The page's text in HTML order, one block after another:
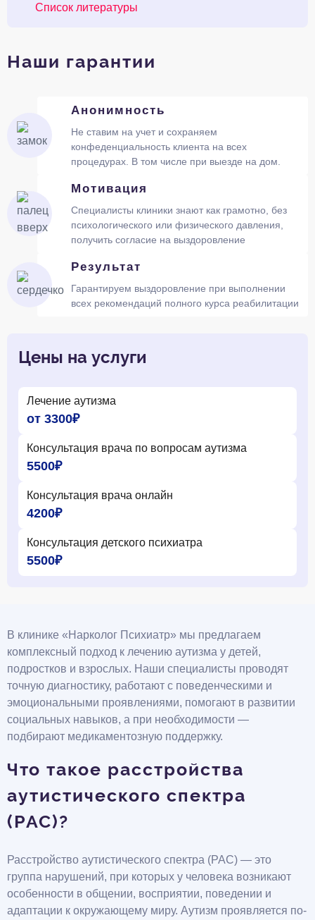
Список литературы
Наши гарантии
Анонимность
Не ставим на учет и сохраняем
конфеденциальность клиента на всех
процедурах. В том числе при выезде на дом.
Мотивация
Специалисты клиники знают как грамотно, без
психологического или физического давления,
получить согласие на выздоровление
Результат
Гарантируем выздоровление при выполнении
всех рекомендаций полного курса реабилитации
Цены на услуги
Лечение аутизма
от 3300₽
Консультация врача по вопросам аутизма
5500₽
Консультация врача онлайн
4200₽
Консультация детского психиатра
5500₽
В клинике «Нарколог Психиатр» мы предлагаем
комплексный подход к лечению аутизма у детей,
подростков и взрослых. Наши специалисты проводят
точную диагностику, работают с поведенческими и
эмоциональными проявлениями, помогают в развитии
социальных навыков, а при необходимости —
подбирают медикаментозную поддержку.
Что такое расстройства
аутистического спектра
(РАС)?
Расстройство аутистического спектра (РАС) — это
группа нарушений, при которых у человека возникают
особенности в общении, восприятии, поведении и
адаптации к окружающему миру. Аутизм проявляется по-